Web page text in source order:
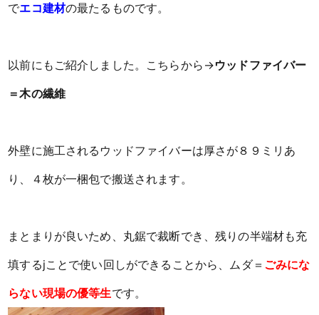
でエコ建材の最たるものです。
以前にもご紹介しました。こちらから→ウッドファイバー
＝木の繊維
外壁に施工されるウッドファイバーは厚さが８９ミリあ
り、４枚が一梱包で搬送されます。
まとまりが良いため、丸鋸で裁断でき、残りの半端材も充
填するjことで使い回しができることから、ムダ＝ ごみにな
らない現場の優等生です。